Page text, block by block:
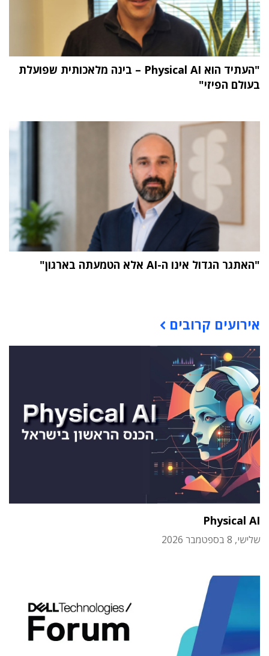
"העתיד הוא Physical AI – בינה מלאכותית שפועלת
בעולם הפיזי"
"האתגר הגדול אינו ה-AI אלא הטמעתה בארגון"
אירועים קרובים
Physical AI
שלישי, 8 בספטמבר 2026